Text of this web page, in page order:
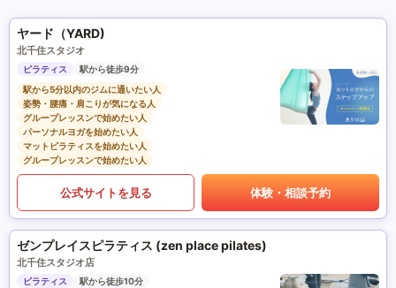
ヤード（YARD)
北千住スタジオ
ピラティス
駅から徒歩9分
駅から5分以内のジムに通いたい人
姿勢・腰痛・肩こりが気になる人
グループレッスンで始めたい人
パーソナルヨガを始めたい人
マットピラティスを始めたい人
グループレッスンで始めたい人
公式サイトを見る 体験・相談予約
ゼンプレイスピラティス (zen place pilates)
北千住スタジオ店
ピラティス
駅から徒歩10分